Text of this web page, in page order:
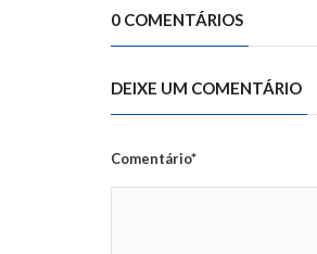
0 COMENTÁRIOS
DEIXE UM COMENTÁRIO
Comentário*